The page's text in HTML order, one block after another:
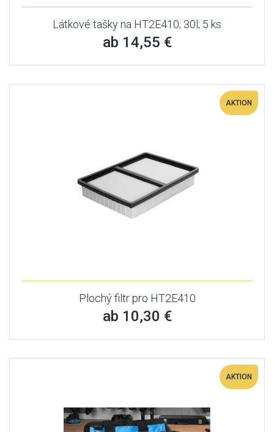
Látkové tašky na HT2E410; 30l; 5 ks
ab 14,55 €
AKTION
Plochý filtr pro HT2E410
ab 10,30 €
AKTION